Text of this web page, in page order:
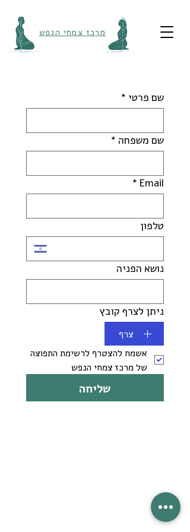
מרכז צמחי הנפש
שם פרטי *
שם משפחה *
Email
*
טלפון
נושא הפניה
ניתן לצרף קובץ
צרף
של מרכז צמחי הנפש
שליחה